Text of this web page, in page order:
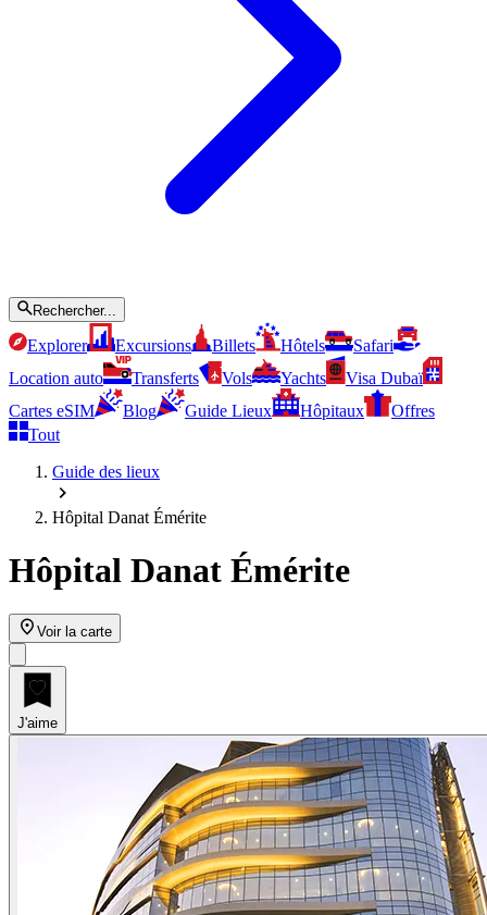
Rechercher...
Explorer Excursions Billets Hôtels
Safari
Location auto
Transferts Vols Yachts
Visa Dubaï
Cartes eSIM
Blog Guide Lieux Hôpitaux
Offres
Tout
Guide des lieux
Hôpital Danat Émérite
Hôpital Danat Émérite
Voir la carte
J'aime